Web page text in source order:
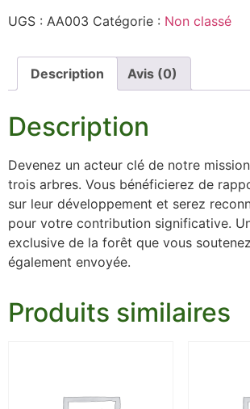
UGS : AA003 Catégorie : Non classé
Description Avis (0)
Description
Devenez un acteur clé de notre
trois arbres. Vous bénéficierez de
sur leur développement et serez
pour votre contribution significative.
exclusive de la forêt que vous
également envoyée.
Produits similaires